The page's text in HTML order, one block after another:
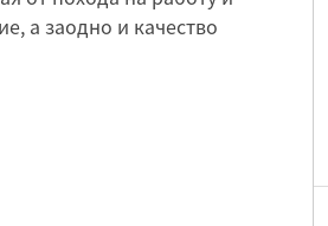
а заодно и качество